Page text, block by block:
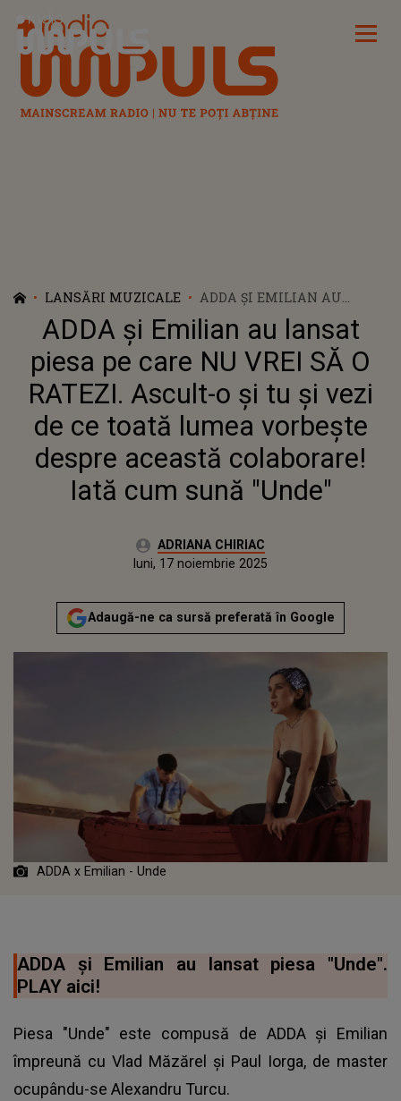
Radio Impuls
LANSĂRI MUZICALE
ADDA ȘI EMILIAN AU
LANSAT PIESA PE CARE NU
VREI SĂ O RATEZI. ASCULT-O
ȘI TU ȘI VEZI DE CE TOATĂ
LUMEA VORBEȘTE DESPRE
ACEASTĂ COLABORARE!
IATĂ CUM SUNĂ "UNDE"
ADDA și Emilian au lansat
piesa pe care NU VREI SĂ O
RATEZI. Ascult-o și tu și vezi
de ce toată lumea vorbește
despre această colaborare!
Iată cum sună "Unde"
Autor:ADRIANA CHIRIAC
luni, 17 noiembrie 2025Actualizat:
luni, 17 noiembrie 2025
Adaugă-ne ca sursă preferată în Google
ADDA x Emilian - Unde
ADDA și Emilian au lansat piesa "Unde".
PLAY aici!
Piesa "Unde" este compusă de ADDA și Emilian
împreună cu Vlad Măzărel și Paul Iorga, de master
ocupându-se Alexandru Turcu.